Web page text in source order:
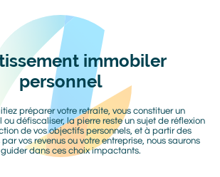
Image
Image
Titreimmobiler
personnel
Texte
préparer votre retraite, vous constituer un
défiscaliser, la pierre reste un sujet de réflexion
de vos objectifs personnels, et à partir des
vos revenus ou votre entreprise, nous saurons
guider dans ces choix impactants.